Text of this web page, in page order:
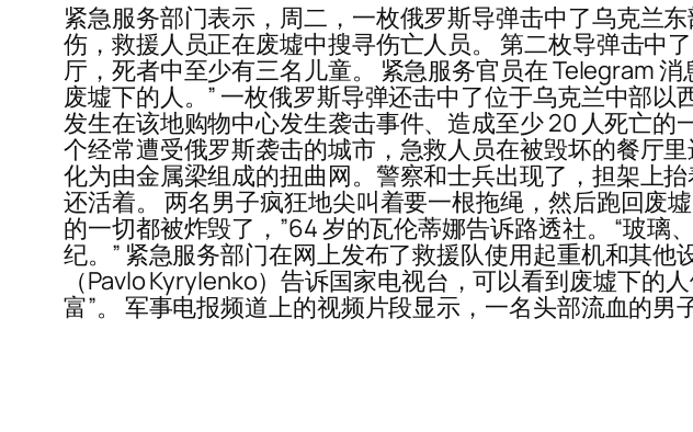
紧急服务部门表示，周二，一枚俄罗斯导弹击中了乌克兰
伤，救援人员正在废墟中搜寻伤亡人员。 第二枚导弹击中
厅，死者中至少有三名儿童。 紧急服务官员在 Telegram
废墟下的人。” 一枚俄罗斯导弹还击中了位于乌克兰中部
发生在该地购物中心发生袭击事件、造成至少 20 人死亡
个经常遭受俄罗斯袭击的城市，急救人员在被毁坏的餐厅
化为由金属梁组成的扭曲网。警察和士兵出现了，担架上
还活着。 两名男子疯狂地尖叫着要一根拖绳，然后跑回废
的一切都被炸毁了，”64 岁的瓦伦蒂娜告诉路透社。 “玻
纪。” 紧急服务部门在网上发布了救援队使用起重机和其
（Pavlo Kyrylenko）告诉国家电视台，可以看到废墟下的
富”。 军事电报频道上的视频片段显示，一名头部流血的男